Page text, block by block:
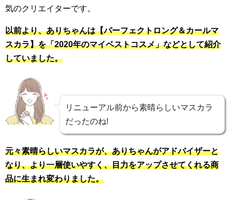
気のクリエイターです。
以前より、ありちゃんは【パーフェクトロング＆カールマ
スカラ】を「2020年のマイベストコスメ」などとして紹介
していました。
リニューアル前から素晴らしいマスカラ
だったのね!
元々素晴らしいマスカラが、ありちゃんがアドバイザーと
なり、より一層使いやすく、目力をアップさせてくれる商
品に生まれ変わりました。